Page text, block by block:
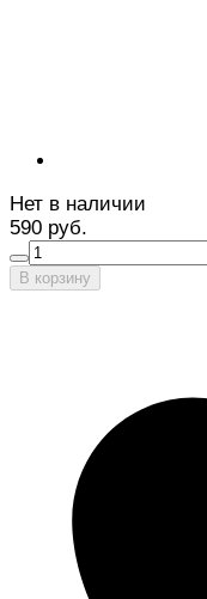
Нет в наличии
590 руб.
В корзину